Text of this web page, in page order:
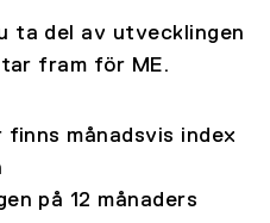
ta del av utvecklingen
fram för ME.
månadsvis index
på 12 månaders